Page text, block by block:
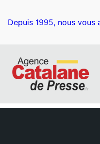
contenu
Depuis 1995, nous